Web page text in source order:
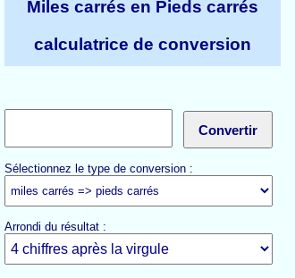
Miles carrés en Pieds carrés
calculatrice de conversion
Sélectionnez le type de conversion :
Arrondi du résultat :